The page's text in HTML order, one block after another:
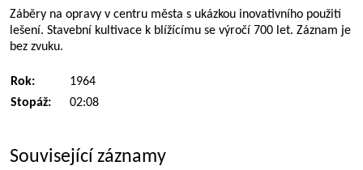
Záběry na opravy v centru města s ukázkou inovativního použití
lešení. Stavební kultivace k blížícímu se výročí 700 let. Záznam je
bez zvuku.
Rok:
1964
Stopáž:
02:08
Související záznamy